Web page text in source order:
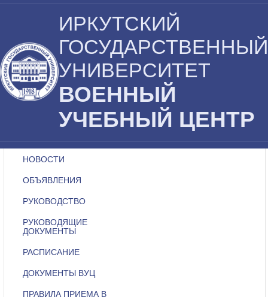
ИРКУТСКИЙ
ГОСУДАРСТВЕННЫЙ
УНИВЕРСИТЕТ
ВОЕННЫЙ
УЧЕБНЫЙ ЦЕНТР
НОВОСТИ
ОБЪЯВЛЕНИЯ
РУКОВОДСТВО
РУКОВОДЯЩИЕ
ДОКУМЕНТЫ
РАСПИСАНИЕ
ДОКУМЕНТЫ ВУЦ
ПРАВИЛА ПРИЕМА В